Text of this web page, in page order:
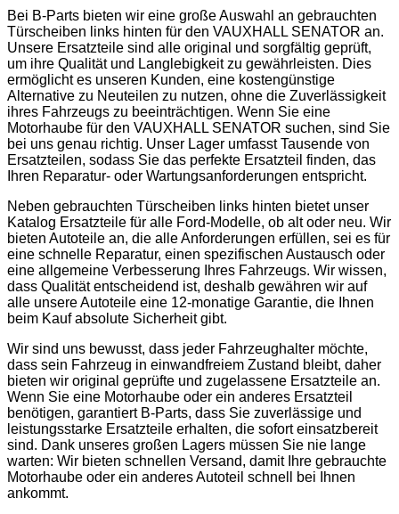
Bei B-Parts bieten wir eine große Auswahl an gebrauchten
Türscheiben links hinten für den VAUXHALL SENATOR an.
Unsere Ersatzteile sind alle original und sorgfältig geprüft,
um ihre Qualität und Langlebigkeit zu gewährleisten. Dies
ermöglicht es unseren Kunden, eine kostengünstige
Alternative zu Neuteilen zu nutzen, ohne die Zuverlässigkeit
ihres Fahrzeugs zu beeinträchtigen. Wenn Sie eine
Motorhaube für den VAUXHALL SENATOR suchen, sind Sie
bei uns genau richtig. Unser Lager umfasst Tausende von
Ersatzteilen, sodass Sie das perfekte Ersatzteil finden, das
Ihren Reparatur- oder Wartungsanforderungen entspricht.
Neben gebrauchten Türscheiben links hinten bietet unser
Katalog Ersatzteile für alle Ford-Modelle, ob alt oder neu. Wir
bieten Autoteile an, die alle Anforderungen erfüllen, sei es für
eine schnelle Reparatur, einen spezifischen Austausch oder
eine allgemeine Verbesserung Ihres Fahrzeugs. Wir wissen,
dass Qualität entscheidend ist, deshalb gewähren wir auf
alle unsere Autoteile eine 12-monatige Garantie, die Ihnen
beim Kauf absolute Sicherheit gibt.
Wir sind uns bewusst, dass jeder Fahrzeughalter möchte,
dass sein Fahrzeug in einwandfreiem Zustand bleibt, daher
bieten wir original geprüfte und zugelassene Ersatzteile an.
Wenn Sie eine Motorhaube oder ein anderes Ersatzteil
benötigen, garantiert B-Parts, dass Sie zuverlässige und
leistungsstarke Ersatzteile erhalten, die sofort einsatzbereit
sind. Dank unseres großen Lagers müssen Sie nie lange
warten: Wir bieten schnellen Versand, damit Ihre gebrauchte
Motorhaube oder ein anderes Autoteil schnell bei Ihnen
ankommt.